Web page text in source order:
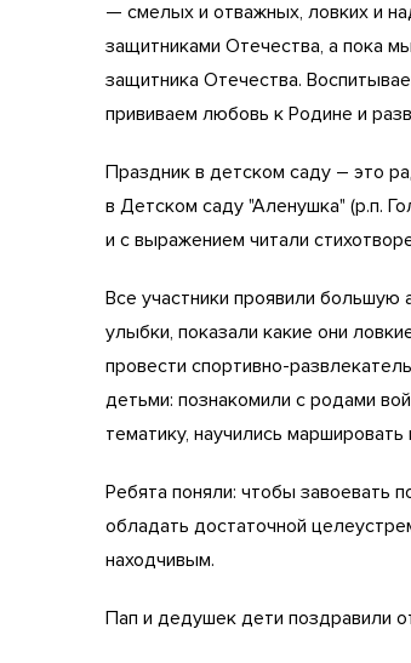
— смелых и отважных, ловких и
защитниками Отечества, а пока
защитника Отечества.
прививаем любовь к Родине и
Праздник в детском саду – это
в Детском саду "Аленушка" (р.п.
и с выражением читали
Все участники проявили большую
улыбки, показали какие они
провести спортивно-
детьми: познакомили с родами
тематику, научились
Ребята поняли: чтобы завоевать
обладать достаточной
находчивым.
Пап и дедушек дети поздравили